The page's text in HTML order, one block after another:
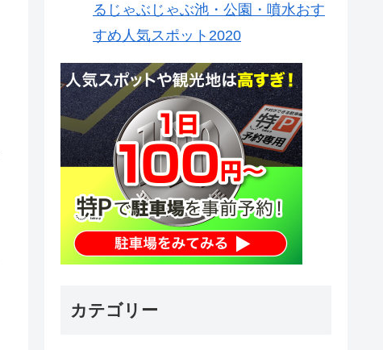
るじゃぶじゃぶ池・公園・噴水おす
すめ人気スポット2020
カテゴリー